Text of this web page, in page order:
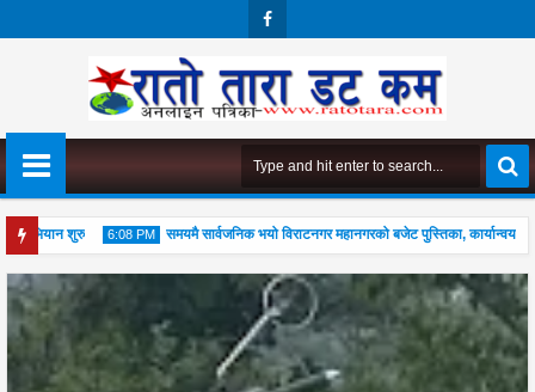
Boo
अभियान शुरु 6:08 PM समयमै सार्वजनिक भयो विराटनगर महानगरको बजेट पुस्तिका, कार्यान्वयन